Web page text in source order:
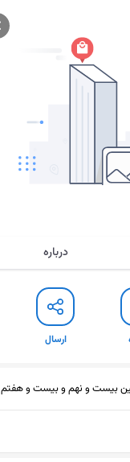
درباره
ارسال
بین بیست و نهم و بیست و هفتم